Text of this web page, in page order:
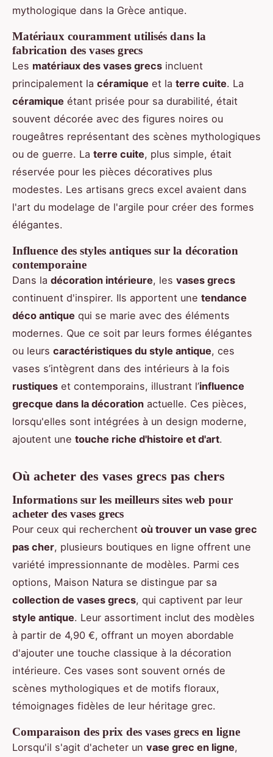
mythologique dans la Grèce antique.
Matériaux couramment utilisés dans la
fabrication des vases grecs
Les matériaux des vases grecs incluent
principalement la céramique et la terre cuite. La
céramique étant prisée pour sa durabilité, était
souvent décorée avec des figures noires ou
rougeâtres représentant des scènes mythologiques
ou de guerre. La terre cuite, plus simple, était
réservée pour les pièces décoratives plus
modestes. Les artisans grecs excel avaient dans
l'art du modelage de l'argile pour créer des formes
élégantes.
Influence des styles antiques sur la décoration
contemporaine
Dans la décoration intérieure, les vases grecs
continuent d'inspirer. Ils apportent une tendance
déco antique qui se marie avec des éléments
modernes. Que ce soit par leurs formes élégantes
ou leurs caractéristiques du style antique, ces
vases s’intègrent dans des intérieurs à la fois
rustiques et contemporains, illustrant l’influence
grecque dans la décoration actuelle. Ces pièces,
lorsqu'elles sont intégrées à un design moderne,
ajoutent une touche riche d'histoire et d'art.
Où acheter des vases grecs pas chers
Informations sur les meilleurs sites web pour
acheter des vases grecs
Pour ceux qui recherchent où trouver un vase grec
pas cher, plusieurs boutiques en ligne offrent une
variété impressionnante de modèles. Parmi ces
options, Maison Natura se distingue par sa
collection de vases grecs, qui captivent par leur
style antique. Leur assortiment inclut des modèles
à partir de 4,90 €, offrant un moyen abordable
d'ajouter une touche classique à la décoration
intérieure. Ces vases sont souvent ornés de
scènes mythologiques et de motifs floraux,
témoignages fidèles de leur héritage grec.
Comparaison des prix des vases grecs en ligne
Lorsqu'il s'agit d'acheter un vase grec en ligne,